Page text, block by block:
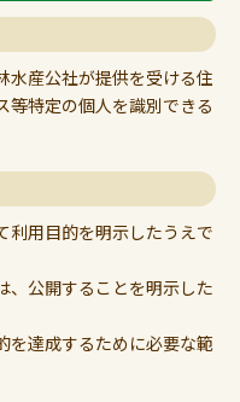
水産公社が提供を受ける住
等特定の個人を識別できる
利用目的を明示したうえで
、公開することを明示した
を達成するために必要な範